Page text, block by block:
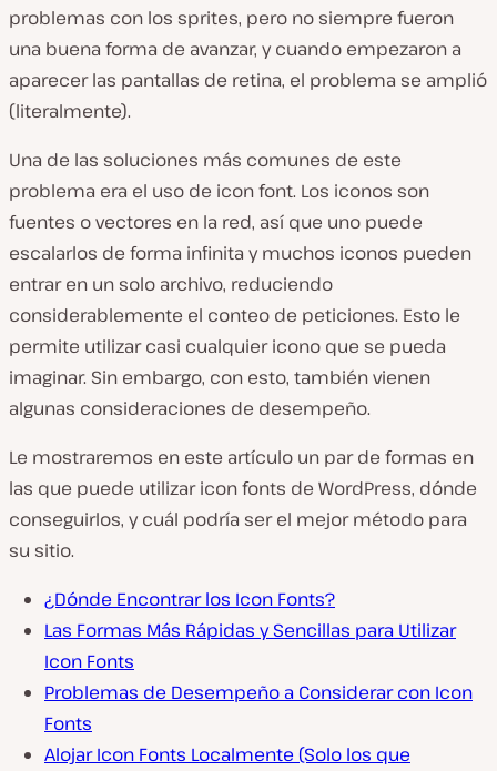
problemas con los sprites, pero no siempre fueron
una buena forma de avanzar, y cuando empezaron a
aparecer las pantallas de retina, el problema se amplió
(literalmente).
Una de las soluciones más comunes de este
problema era el uso de icon font. Los iconos son
fuentes o vectores en la red, así que uno puede
escalarlos de forma infinita y muchos iconos pueden
entrar en un solo archivo, reduciendo
considerablemente el conteo de peticiones. Esto le
permite utilizar casi cualquier icono que se pueda
imaginar. Sin embargo, con esto, también vienen
algunas consideraciones de desempeño.
Le mostraremos en este artículo un par de formas en
las que puede utilizar icon fonts de WordPress, dónde
conseguirlos, y cuál podría ser el mejor método para
su sitio.
¿Dónde Encontrar los Icon Fonts?
Las Formas Más Rápidas y Sencillas para Utilizar
Icon Fonts
Problemas de Desempeño a Considerar con Icon
Fonts
Alojar Icon Fonts Localmente (Solo los que